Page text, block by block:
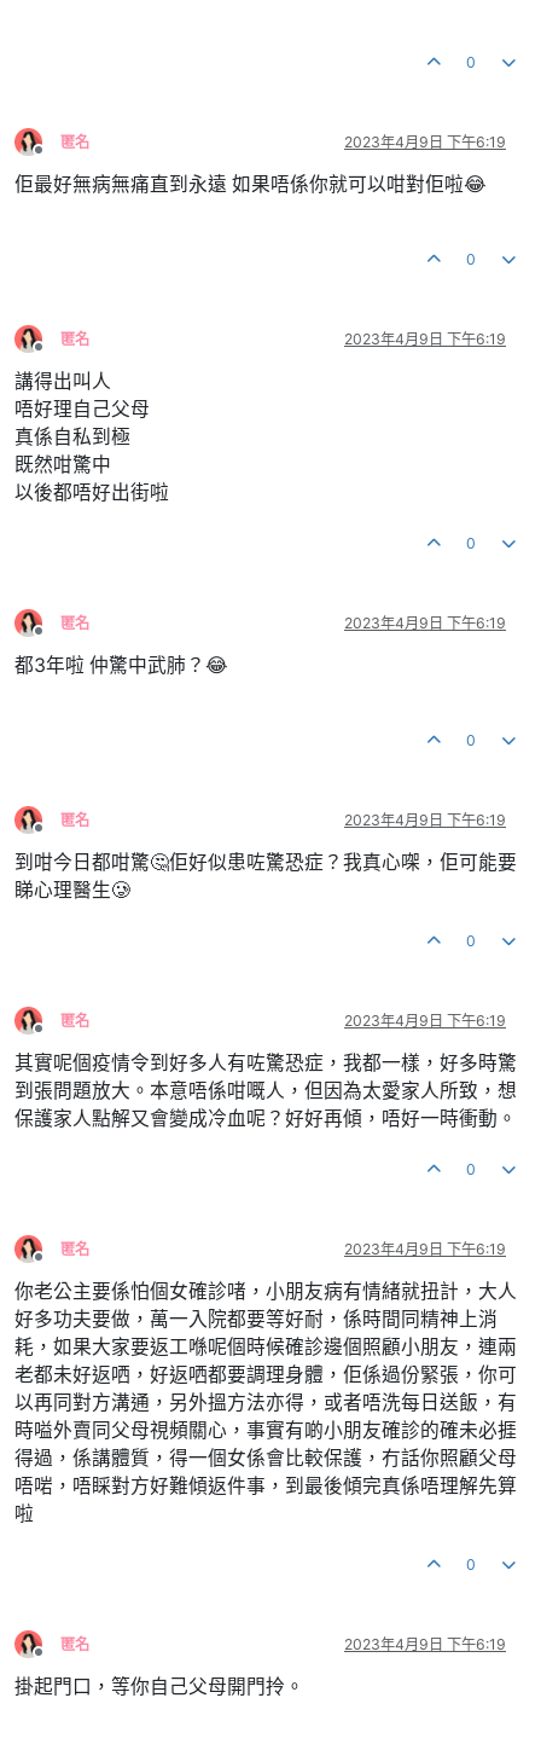
0
離線
匿名 2023年4月9日 下午6:19
佢最好無病無痛直到永遠 如果唔係你就可以咁對佢啦😂
0
離線
匿名 2023年4月9日 下午6:19
講得出叫人
唔好理自己父母
真係自私到極
既然咁驚中
以後都唔好出街啦
0
離線
匿名 2023年4月9日 下午6:19
都3年啦 仲驚中武肺？😂
0
離線
匿名 2023年4月9日 下午6:19
到咁今日都咁驚🤔佢好似患咗驚恐症？我真心㗎，佢可能要
睇心理醫生🥲
0
離線
匿名 2023年4月9日 下午6:19
其實呢個疫情令到好多人有咗驚恐症，我都一樣，好多時驚
到張問題放大。本意唔係咁嘅人，但因為太愛家人所致，想
保護家人點解又會變成冷血呢？好好再傾，唔好一時衝動。
0
離線
匿名 2023年4月9日 下午6:19
你老公主要係怕個女確診啫，小朋友病有情緒就扭計，大人
好多功夫要做，萬一入院都要等好耐，係時間同精神上消
耗，如果大家要返工喺呢個時候確診邊個照顧小朋友，連兩
老都未好返哂，好返哂都要調理身體，佢係過份緊張，你可
以再同對方溝通，另外搵方法亦得，或者唔洗每日送飯，有
時嗌外賣同父母視頻關心，事實有啲小朋友確診的確未必捱
得過，係講體質，得一個女係會比較保護，冇話你照顧父母
唔啱，唔睬對方好難傾返件事，到最後傾完真係唔理解先算
啦
0
離線
匿名 2023年4月9日 下午6:19
掛起門口，等你自己父母開門拎。